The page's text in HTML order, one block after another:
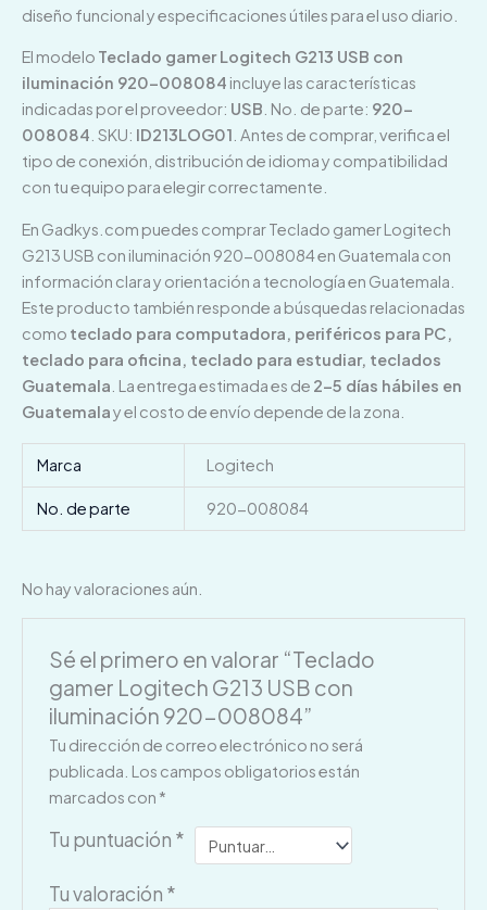
diseño funcional y especificaciones útiles para el uso diario.
El modelo Teclado gamer Logitech G213 USB con
iluminación 920-008084 incluye las características
indicadas por el proveedor: USB . No. de parte: 920-
008084 . SKU: ID213LOG01 . Antes de comprar, verifica el
tipo de conexión, distribución de idioma y compatibilidad
con tu equipo para elegir correctamente.
En Gadkys.com puedes comprar Teclado gamer Logitech
G213 USB con iluminación 920-008084 en Guatemala con
información clara y orientación a tecnología en Guatemala.
Este producto también responde a búsquedas relacionadas
como teclado para computadora, periféricos para PC,
teclado para oficina, teclado para estudiar, teclados
Guatemala . La entrega estimada es de 2–5 días hábiles en
Guatemalay el costo de envío depende de la zona.
Marca Logitech
No. de parte 920-008084
No hay valoraciones aún.
Sé el primero en valorar “Teclado
gamer Logitech G213 USB con
iluminación 920-008084”
Tu dirección de correo electrónico no será
publicada. Los campos obligatorios están
marcados con *
Tu puntuación *
Tu valoración *